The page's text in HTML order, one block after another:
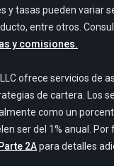
y tasas pueden variar
entre otros.
y comisiones.
ofrece servicios de
de cartera. Los
como un
ser del 1% anual. Por
2Apara detalles